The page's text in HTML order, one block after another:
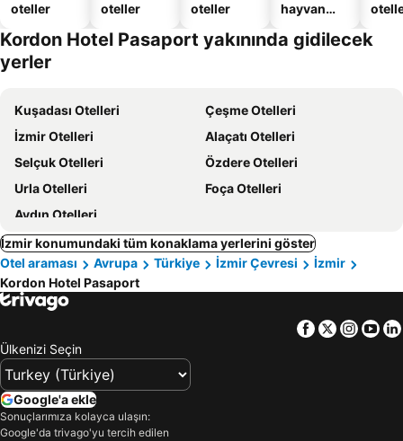
oteller
oteller
oteller
hayvan
oteller
Kordon Hotel Pasaport yakınında gidilecek
yerler
Kuşadası Otelleri
Çeşme Otelleri
İzmir Otelleri
Alaçatı Otelleri
Selçuk Otelleri
Özdere Otelleri
Urla Otelleri
Foça Otelleri
Aydın Otelleri
İzmir konumundaki tüm konaklama yerlerini göster
Otel araması
Avrupa Türkiye İzmir Çevresi
İzmir
Kordon Hotel Pasaport
Facebook
Twitter
Ülkenizi Seçin
Google'a ekle
Sonuçlarımıza kolayca ulaşın:
Google'da trivago'yu tercih edilen